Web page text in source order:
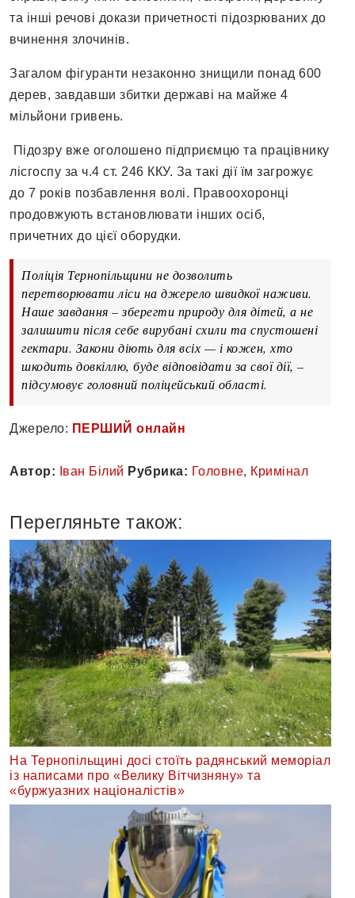
та інші речові докази причетності підозрюваних до
вчинення злочинів.
Загалом фігуранти незаконно знищили понад 600
дерев, завдавши збитки державі на майже 4
мільйони гривень.
Підозру вже оголошено підприємцю та працівнику
лісгоспу за ч.4 ст. 246 ККУ. За такі дії їм загрожує
до 7 років позбавлення волі. Правоохоронці
продовжують встановлювати інших осіб,
причетних до цієї оборудки.
Поліція Тернопільщини не дозволить
перетворювати ліси на джерело швидкої наживи.
Наше завдання – зберегти природу для дітей, а не
залишити після себе вирубані схили та спустошені
гектари. Закони діють для всіх — і кожен, хто
шкодить довкіллю, буде відповідати за свої дії, –
підсумовує головний поліцейський області.
Джерело: ПЕРШИЙ онлайн
Автор: Іван Білий Рубрика: Головне, Кримінал
Перегляньте також:
На Тернопільщині досі стоїть радянський меморіал
із написами про «Велику Вітчизняну» та
«буржуазних націоналістів»